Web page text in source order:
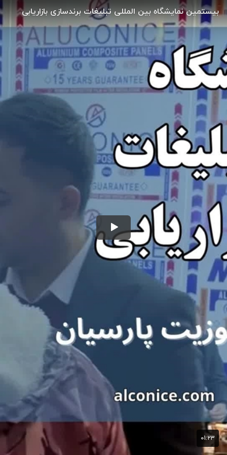
بیستمین نمایشگاه بین المللی تبلیغات برندسازی بازاریابی
۰۱:۲۳